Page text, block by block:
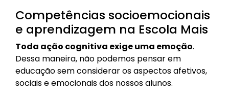
Competências socioemocionais
e aprendizagem na Escola Mais
Toda ação cognitiva exige uma emoção.
Dessa maneira, não podemos pensar em
educação sem considerar os aspectos afetivos,
sociais e emocionais dos nossos alunos.